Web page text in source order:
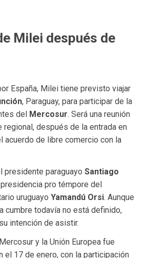
Milei después de
España, Milei tiene previsto viajar
, Paraguay, para participar de la
del Mercosur. Será una reunión
regional, después de la entrada en
acuerdo de libre comercio con la
presidente paraguayo Santiago
pro témpore del
uruguayo Yamandú Orsi. Aunque
cumbre todavía no está definido,
intención de asistir.
y la Unión Europea fue
el 17 de enero, con la participación